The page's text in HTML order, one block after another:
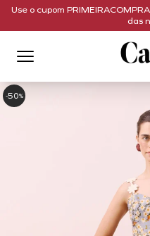
Use o cupom
das
-50%